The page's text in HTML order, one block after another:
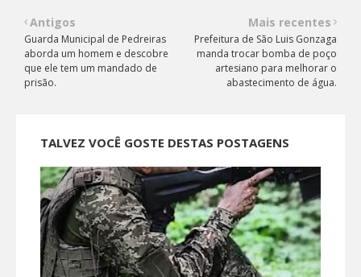
Mais recentes
Prefeitura de São Luis Gonzaga
manda trocar bomba de poço
artesiano para melhorar o
abastecimento de água.
Antigos
Guarda Municipal de Pedreiras
aborda um homem e descobre
que ele tem um mandado de
prisão.
TALVEZ VOCÊ GOSTE DESTAS POSTAGENS